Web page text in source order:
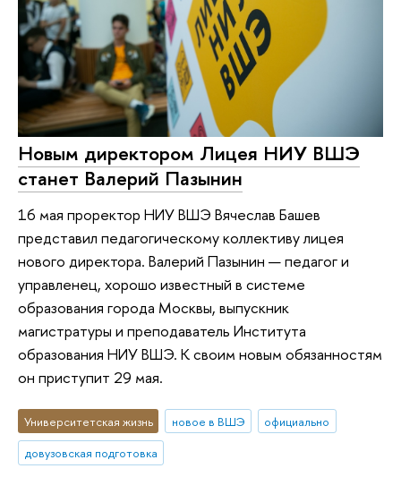
Новым директором Лицея НИУ ВШЭ
станет Валерий Пазынин
16 мая проректор НИУ ВШЭ Вячеслав Башев
представил педагогическому коллективу лицея
нового директора. Валерий Пазынин — педагог и
управленец, хорошо известный в системе
образования города Москвы, выпускник
магистратуры и преподаватель Института
образования НИУ ВШЭ. К своим новым обязанностям
он приступит 29 мая.
Университетская жизнь новое в ВШЭ
официально
довузовская подготовка